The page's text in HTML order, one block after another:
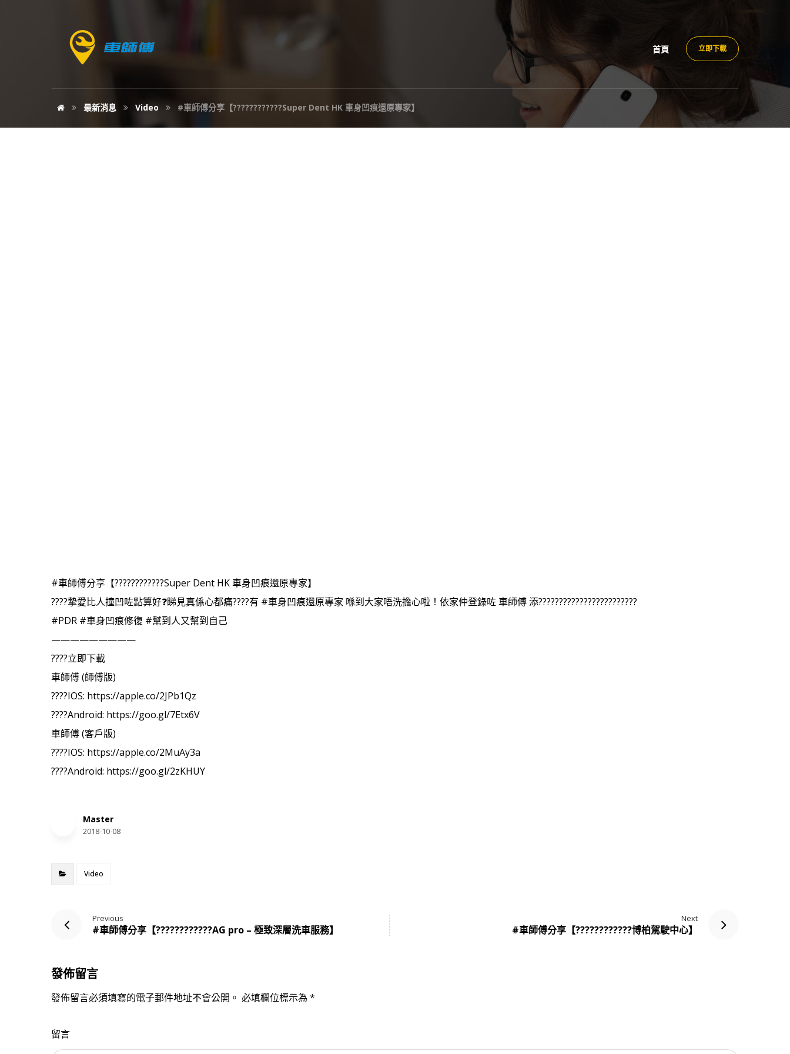
立即下載
首頁
最新消息 Video #車師傅分享【????????‍????Super Dent HK 車身凹痕還原專家】
#車師傅分享【????????‍????Super Dent HK 車身凹痕還原專家】
????摯愛比人撞凹咗點算好❓睇見真係心都痛????有 #車身凹痕還原專家 喺到大家唔洗擔心啦！依家仲登錄咗 車師傅 添????????????????????????
#PDR #車身凹痕修復 #幫到人又幫到自己
—————————
????立即下載
車師傅 (師傅版)
????IOS: https://apple.co/2JPb1Qz
????Android: https://goo.gl/7Etx6V
車師傅 (客戶版)
????IOS: https://apple.co/2MuAy3a
????Android: https://goo.gl/2zKHUY
Master
2018-10-08
Video
Previous
#車師傅分享【????????‍????AG pro – 極致深層洗車服務】
Next
#車師傅分享【????????‍????博柏駕駛中心】
發佈留言
發佈留言必須填寫的電子郵件地址不會公開。 必填欄位標示為 *
留言